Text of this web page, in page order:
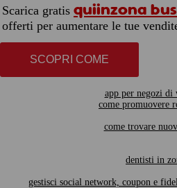
Scarica gratis quiinzona
offerti per aumentare le tue
SCOPRI COME
app per negozi di
come promuovere
come trovare
dentisti in
gestisci social network, coupon e